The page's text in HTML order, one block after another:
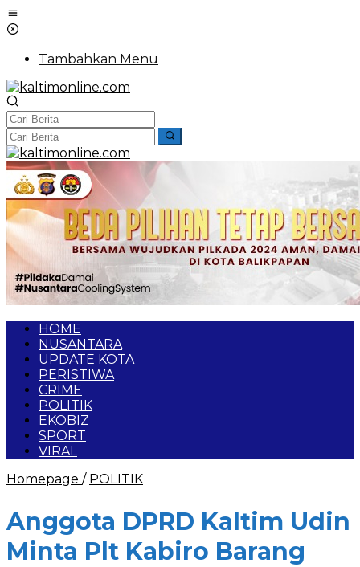
Tambahkan Menu
HOME
NUSANTARA
UPDATE KOTA
PERISTIWA
CRIME
POLITIK
EKOBIZ
SPORT
VIRAL
Homepage / POLITIK
Anggota DPRD Kaltim Udin
Minta Plt Kabiro Barang